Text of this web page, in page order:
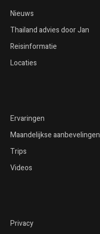
Nieuws
Thailand advies door Jan
Reisinformatie
Locaties
Ervaringen
Maandelijkse aanbevelingen
Trips
Videos
Privacy